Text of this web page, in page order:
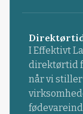
I Effektivt
direktørtid
når vi